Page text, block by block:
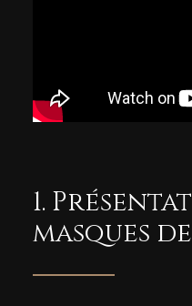
1.
masques